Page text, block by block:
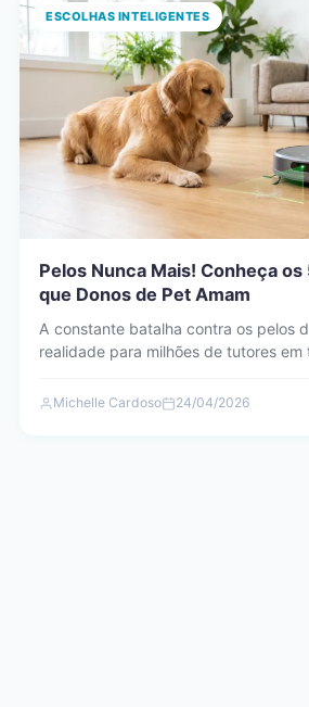
ESCOLHAS INTELIGENTES
Pelos Nunca Mais! Conheça
que Donos de Pet Amam
A constante batalha contra os pelos
realidade para milhões de tutores
Michelle Cardoso 24/04/2026